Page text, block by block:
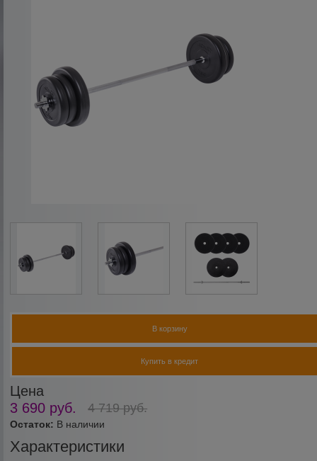
Остаток: В наличии
Характеристики
Цена
4 719 руб.
3 690 руб.
В корзину
Купить в кредит